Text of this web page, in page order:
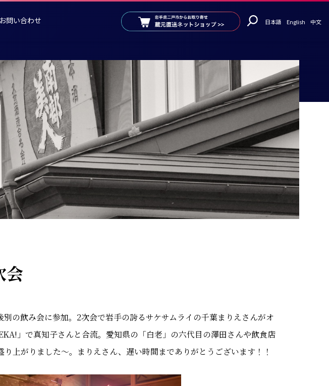
お問い合わせ 日本語 English 中文
会
の飲み会に参加。2次会で岩手の誇るサケサムライの千葉まりえさんがオ
」で真知子さんと合流。愛知県の「白老」の六代目の澤田さんや飲食店
上がりました～。まりえさん、遅い時間までありがとうございます！！